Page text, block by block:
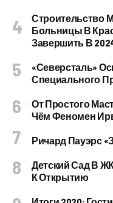
Строительство
Больницы В
Завершить В
«Северсталь»
Специального
От Простого
Чём Феномен
Ричард Пауэрс
Детский Сад В
К Открытию